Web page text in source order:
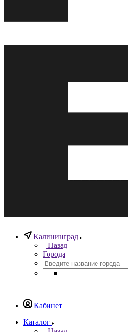
Калининград
Назад
Города
Кабинет
Каталог